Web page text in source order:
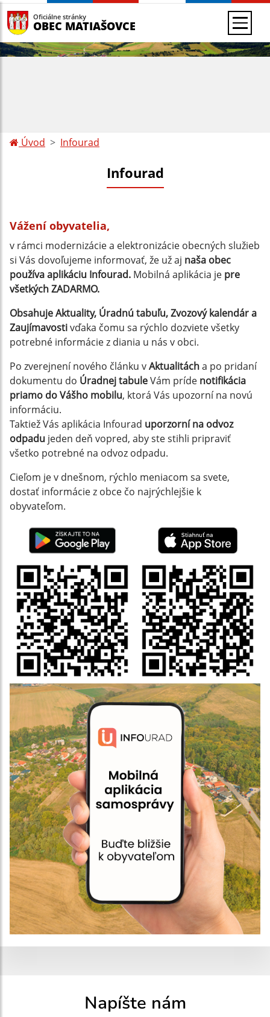
Oficiálne stránky
OBEC MATIAŠOVCE
Úvod Infourad
Infourad
Vážení obyvatelia,
v rámci modernizácie a elektronizácie obecných služieb
si Vás dovoľujeme informovať, že už aj naša obec
používa aplikáciu Infourad. Mobilná aplikácia je pre
všetkých ZADARMO.
Obsahuje Aktuality, Úradnú tabuľu, Zvozový kalendár a
Zaujímavostivďaka čomu sa rýchlo dozviete všetky
potrebné informácie z diania u nás v obci.
Po zverejnení nového článku vAktualitácha po pridaní
dokumentu do Úradnej tabuleVám príde notifikácia
priamo do Vášho mobilu, ktorá Vás upozorní na novú
informáciu.
Taktiež Vás aplikácia Infourad uporzorní na odvoz
odpadu jeden deň vopred, aby ste stihli pripraviť
všetko potrebné na odvoz odpadu.
Cieľom je v dnešnom, rýchlo meniacom sa svete,
dostať informácie z obce čo najrýchlejšie k
obyvateľom.
Napíšte nám